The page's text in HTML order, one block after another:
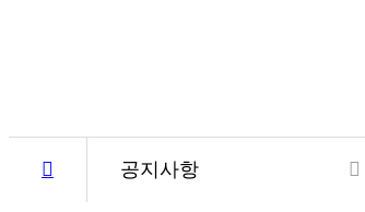
공지사항